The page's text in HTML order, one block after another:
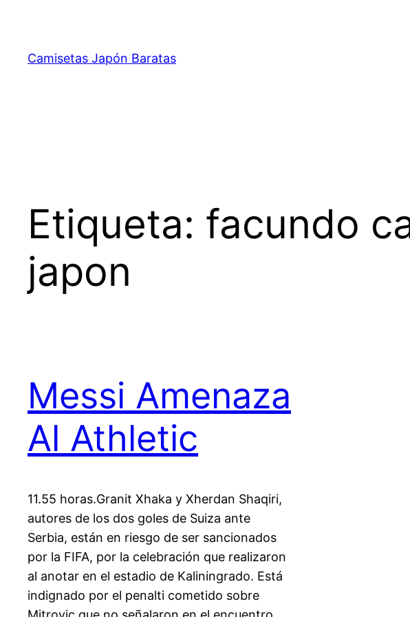
contenido
Camisetas Japón Baratas
Etiqueta: facundo
japon
Messi Amenaza
Al Athletic
11.55 horas.Granit Xhaka y Xherdan Shaqiri,
autores de los dos goles de Suiza ante
Serbia, están en riesgo de ser sancionados
por la FIFA, por la celebración que realizaron
al anotar en el estadio de Kaliningrado. Está
indignado por el penalti cometido sobre